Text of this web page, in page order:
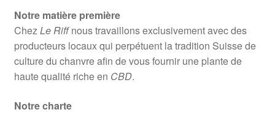
Notre matière première
ChezLe Riffnous travaillons exclusivement avec des
producteurs locaux qui perpétuent la tradition Suisse de
culture du chanvre afin de vous fournir une plante de
haute qualité riche en CBD.
Notre charte